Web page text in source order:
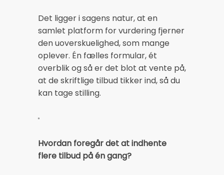
Det ligger i sagens natur, at en
samlet platform for vurdering fjerner
den uoverskuelighed, som mange
oplever. Én fælles formular, ét
overblik og så er det blot at vente på,
at de skriftlige tilbud tikker ind, så du
kan tage stilling.
Hvordan foregår det at indhente
flere tilbud på én gang?